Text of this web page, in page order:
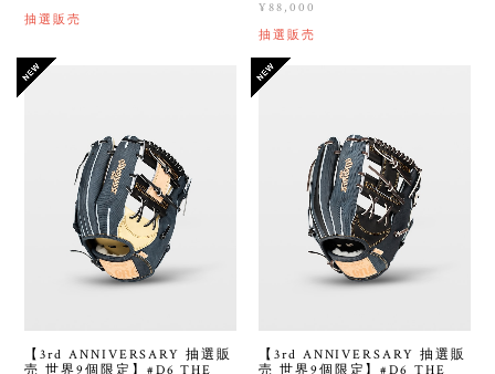
抽選販売
¥88,000
抽選販売
【3rd ANNIVERSARY 抽選販
売 世界9個限定】#D6 THE
【3rd ANNIVERSARY 抽選販
売 世界9個限定】#D6 THE